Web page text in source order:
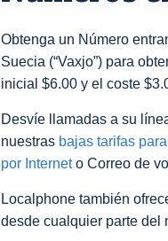
Obtenga un Número
Suecia (“Vaxjo”) para
inicial $6.00 y el coste
Desvíe llamadas a su
nuestras bajas tarifas
por Interneto Correo de
Localphone también
desde cualquier parte del